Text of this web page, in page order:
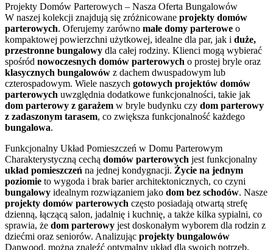
Projekty Domów Parterowych – Nasza Oferta Bungalowów
W naszej kolekcji znajdują się zróżnicowane projekty domów
parterowych. Oferujemy zarówno małe domy parterowe o
kompaktowej powierzchni użytkowej, idealne dla par, jak i duże,
przestronne bungalowy dla całej rodziny. Klienci mogą wybierać
spośród nowoczesnych domów parterowych o prostej bryle oraz
klasycznych bungalowów z dachem dwuspadowym lub
czterospadowym. Wiele naszych gotowych projektów domów
parterowych uwzględnia dodatkowe funkcjonalności, takie jak
dom parterowy z garażem w bryle budynku czy dom parterowy
z zadaszonym tarasem, co zwiększa funkcjonalność każdego
bungalowa.
Funkcjonalny Układ Pomieszczeń w Domu Parterowym
Charakterystyczną cechą domów parterowych jest funkcjonalny
układ pomieszczeń na jednej kondygnacji. Życie na jednym
poziomie to wygoda i brak barier architektonicznych, co czyni
bungalowy idealnym rozwiązaniem jako dom bez schodów. Nasze
projekty domów parterowych często posiadają otwartą strefę
dzienną, łączącą salon, jadalnię i kuchnię, a także kilka sypialni, co
sprawia, że dom parterowy jest doskonałym wyborem dla rodzin z
dziećmi oraz seniorów. Analizując projekty bungalowów
Danwood, można znaleźć optymalny układ dla swoich potrzeb.